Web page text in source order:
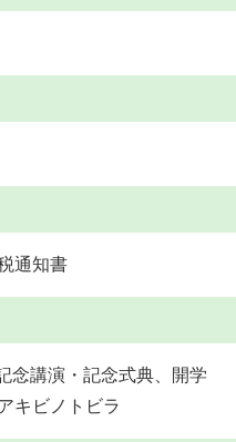
通知書
念講演・記念式典、開学
キビノトビラ